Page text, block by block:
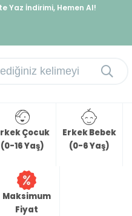
Yaz İndirimi, Hemen Al!
Çocuk
(0-16 Yaş)
Erkek Bebek
(0-6 Yaş)
Maksimum
Fiyat